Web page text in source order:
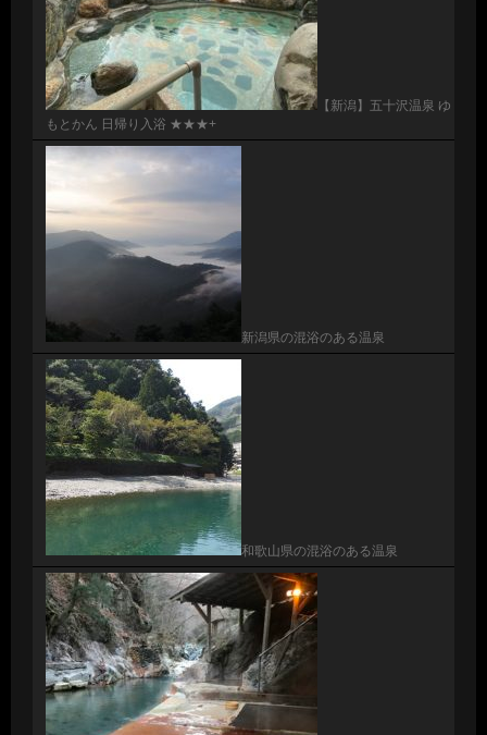
【新潟】五十沢温泉 ゆ
もとかん 日帰り入浴 ★★★+
新潟県の混浴のある温泉
和歌山県の混浴のある温泉